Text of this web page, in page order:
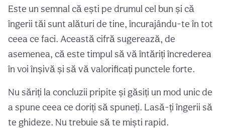
Este un semnal că ești pe drumul cel bun și că
îngerii tăi sunt alături de tine, încurajându-te în tot
ceea ce faci. Această cifră sugerează, de
asemenea, că este timpul să vă întăriți încrederea
în voi înșivă și să vă valorificați punctele forte.
Nu săriți la concluzii pripite și găsiți un mod unic de
a spune ceea ce doriți să spuneți. Lasă-ți îngerii să
te ghideze. Nu trebuie să te miști rapid.